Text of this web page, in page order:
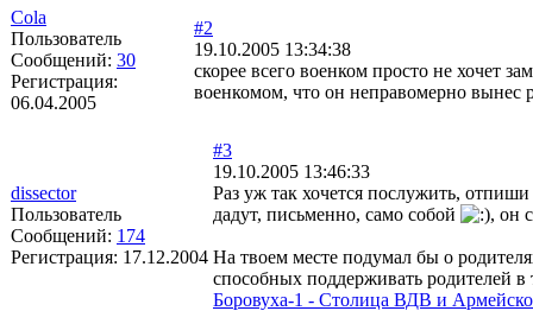
Cola
Пользователь
Сообщений: 30
Регистрация:
06.04.2005
#2
19.10.2005 13:34:38
скорее всего военком просто не хочет
военкомом, что он неправомерно вынес
dissector
Пользователь
Сообщений: 174
Регистрация: 17.12.2004
#3
19.10.2005 13:46:33
Раз уж так хочется послужить,
дадут, письменно, само собой
, он
На твоем месте подумал бы о
способных поддерживать родителей в
Боровуха-1 - Столица ВДВ и